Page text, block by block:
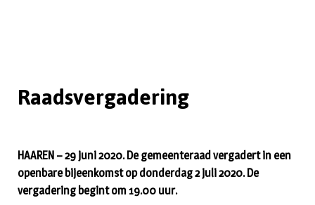
Raadsvergadering
HAAREN – 29 juni 2020. De gemeenteraad vergadert in een
openbare bijeenkomst op donderdag 2 juli 2020. De
vergadering begint om 19.00 uur.